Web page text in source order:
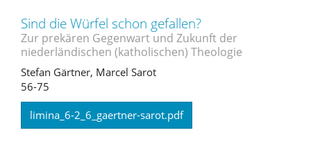
Sind die Würfel schon gefallen?
Zur prekären Gegenwart und Zukunft der
niederländischen (katholischen) Theologie
Stefan Gärtner, Marcel Sarot
56-75
limina_6-2_6_gaertner-sarot.pdf